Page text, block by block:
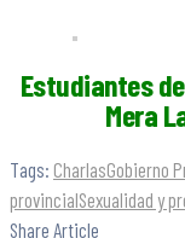
Estudiantes
Mera
Tags: CharlasGobierno
provincialSexualidad y
Share Article